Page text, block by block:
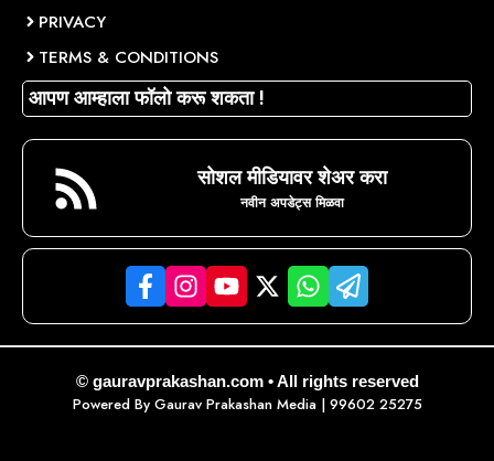
PRIVACY
TERMS & CONDITIONS
आपण आम्हाला फॉलो करू शकता !
सोशल मीडियावर शेअर करा
नवीन अपडेट्स मिळवा
© gauravprakashan.com • All rights reserved
Powered By Gaurav Prakashan Media| 99602 25275